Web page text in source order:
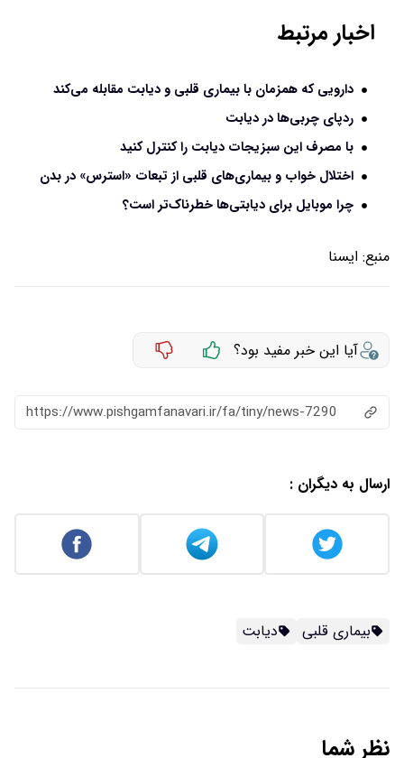
اخبار مرتبط
دارویی که همزمان با بیماری قلبی و دیابت مقابله می‌کند
ردپای چربی‌ها در دیابت
با مصرف این سبزیجات دیابت را کنترل کنید
اختلال خواب و بیماری‌های قلبی از تبعات «استرس» در بدن
چرا موبایل برای دیابتی‌ها خطرناک‌تر است؟
منبع: ايسنا
آیا این خبر مفید بود؟
https://www.pishgamfanavari.ir/fa/tiny/news-7290
ارسال به دیگران :
بیماری قلبی دیابت
نظر شما